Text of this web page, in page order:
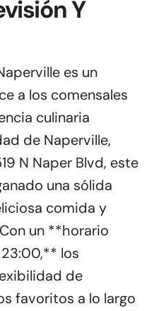
Y
es un
a los comensales
culinaria
de Naperville,
N Naper Blvd, este
una sólida
comida y
un **horario
los
de
favoritos a lo largo